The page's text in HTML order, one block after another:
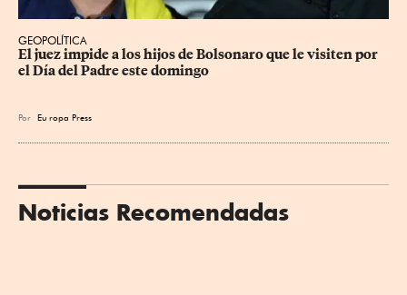
GEOPOLÍTICA
El juez impide a los hijos de Bolsonaro que le visiten por
el Día del Padre este domingo
Por Eu ropa Press
Noticias Recomendadas